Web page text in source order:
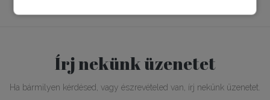
Írj nekünk üzenetet
Ha bármilyen kérdésed, vagy észrevételed van, írj nekünk üzenetet.